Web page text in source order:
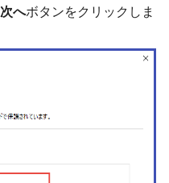
次へボタンをクリックしま